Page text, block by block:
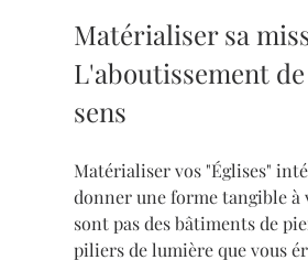
Matérialiser sa
L'aboutissement
sens
Matérialiser vos "Églises"
donner une forme tangible à
sont pas des bâtiments de
piliers de lumière que vous